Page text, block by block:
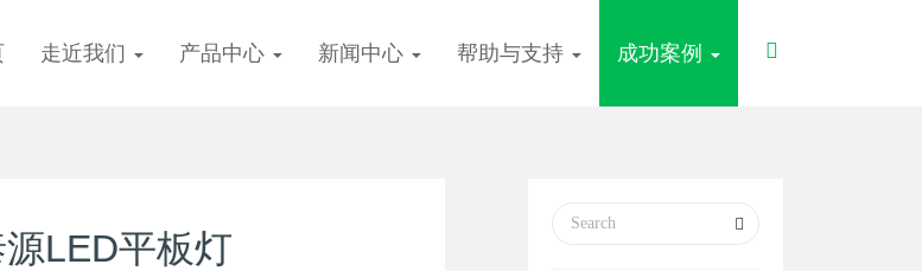
Toggle
Search
走近我们 产品中心 新闻中心 帮助与支持 成功案例
LED平板灯